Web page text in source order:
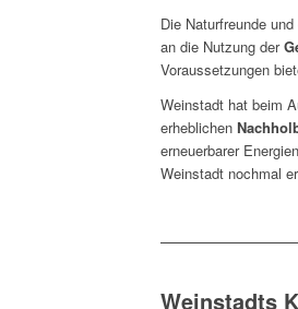
Die Naturfreunde
an die Nutzung der
Voraussetzungen
Weinstadt hat beim
erheblichen
erneuerbarer
Weinstadt nochmal
Weinstadts